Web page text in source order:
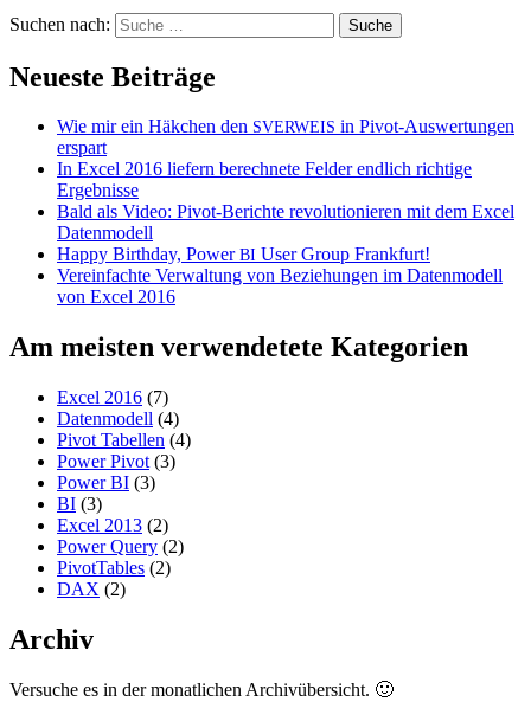
Suchen nach:
Neueste Beiträge
Wie mir ein Häkchen den SVERWEIS in Pivot-Auswertungen
erspart
In Excel 2016 liefern berechnete Felder endlich richtige
Ergebnisse
Bald als Video: Pivot-Berichte revolutionieren mit dem Excel
Datenmodell
Happy Birthday, PowerBI User Group Frankfurt!
Vereinfachte Verwaltung von Beziehungen im Datenmodell
von Excel 2016
Am meisten verwendetete Kategorien
Excel 2016 (7)
Datenmodell (4)
Pivot Tabellen (4)
Power Pivot (3)
Power BI (3)
BI (3)
Excel 2013 (2)
Power Query (2)
PivotTables (2)
DAX (2)
Archiv
Versuche es in der monatlichen Archivübersicht. 🙂